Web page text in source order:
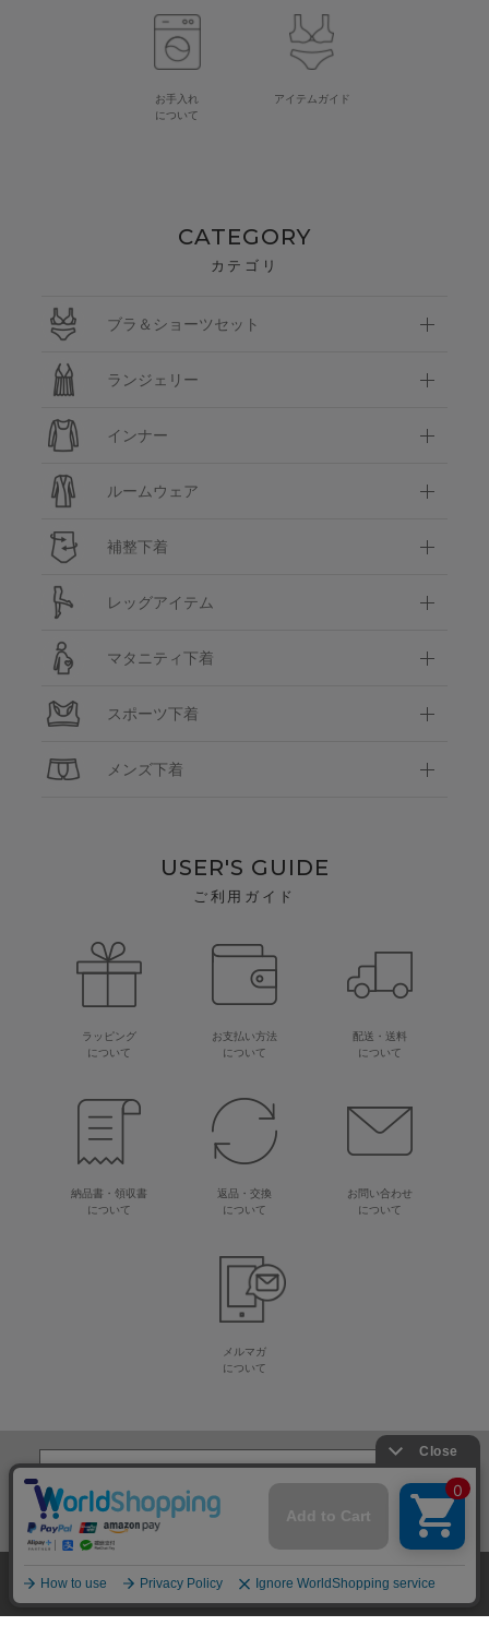
お手入れ
について
アイテムガイド
CATEGORY
カテゴリ
ブラ＆ショーツセット
ランジェリー
インナー
ルームウェア
補整下着
レッグアイテム
マタニティ下着
スポーツ下着
メンズ下着
USER'S GUIDE
ご利用ガイド
ラッピング
について
お支払い方法
について
配送・送料
について
納品書・領収書
について
返品・交換
について
お問い合わせ
について
メルマガ
について
生地・毛糸・手芸材料の専門店
株式会社オカダヤ 会社概要 採用情報